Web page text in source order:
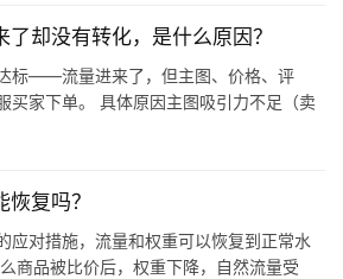
却没有转化，是什么原因？
标——流量进来了，但主图、价格、评
买家下单。 具体原因主图吸引力不足（卖
复吗？
应对措施，流量和权重可以恢复到正常水
商品被比价后，权重下降，自然流量受